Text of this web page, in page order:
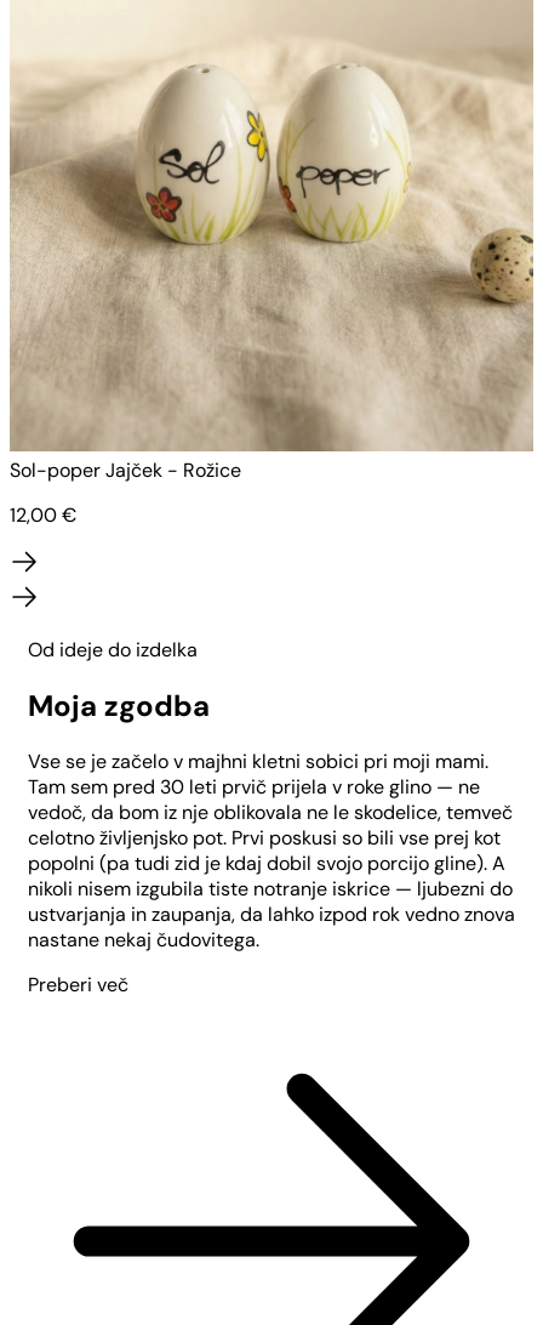
Sol-poper Jajček - Rožice
12,00€
Od ideje do izdelka
Moja zgodba
Vse se je začelo v majhni kletni sobici pri moji mami.
Tam sem pred 30 leti prvič prijela v roke glino — ne
vedoč, da bom iz nje oblikovala ne le skodelice, temveč
celotno življenjsko pot. Prvi poskusi so bili vse prej kot
popolni (pa tudi zid je kdaj dobil svojo porcijo gline). A
nikoli nisem izgubila tiste notranje iskrice — ljubezni do
ustvarjanja in zaupanja, da lahko izpod rok vedno znova
nastane nekaj čudovitega.
Preberi več